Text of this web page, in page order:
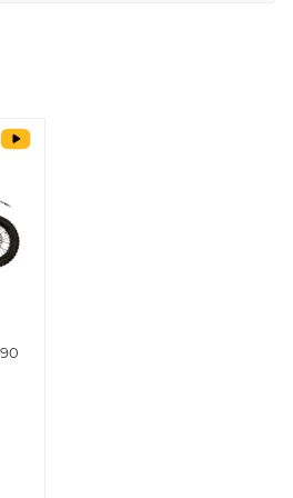
в настоящем
ознакомиться
приобретения
салоне. Здесь
сведения по
гарантийных
необходимых для
на
по